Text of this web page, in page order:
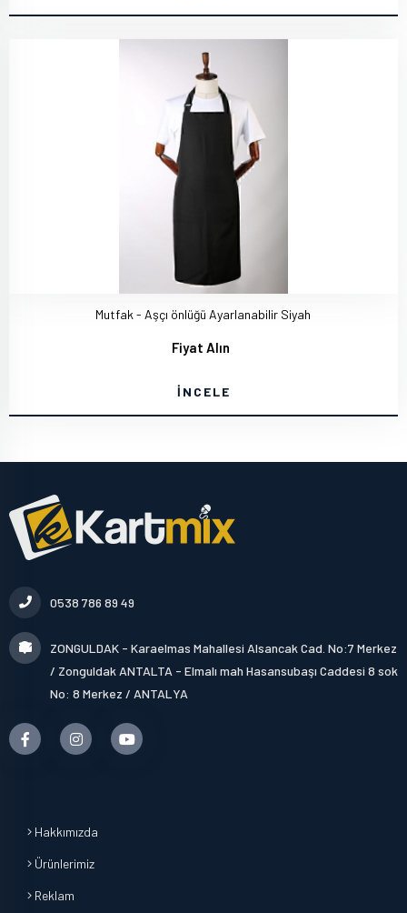
Mutfak - Aşçı önlüğü Ayarlanabilir Siyah
Fiyat Alın
İNCELE
0538 786 89 49
ZONGULDAK - Karaelmas Mahallesi Alsancak Cad. No:7 Merkez
/ Zonguldak ANTALTA - Elmalı mah Hasansubaşı Caddesi 8 sok
No: 8 Merkez / ANTALYA
Hakkımızda
Ürünlerimiz
Reklam